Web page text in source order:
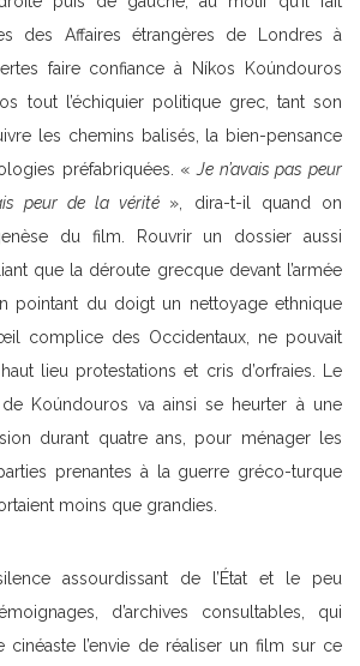
des Affaires étrangères de Londres à
faire confiance à Níkos Koúndouros
tout l’échiquier politique grec, tant son
les chemins balisés, la bien-pensance
préfabriquées. « Je n’avais pas peur
peur de la vérité », dira-t-il quand on
du film. Rouvrir un dossier aussi
que la déroute grecque devant l’armée
pointant du doigt un nettoyage ethnique
complice des Occidentaux, ne pouvait
lieu protestations et cris d’orfraies. Le
Koúndouros va ainsi se heurter à une
durant quatre ans, pour ménager les
prenantes à la guerre gréco-turque
moins que grandies.
assourdissant de l’État et le peu
d’archives consultables, qui
cinéaste l’envie de réaliser un film sur ce